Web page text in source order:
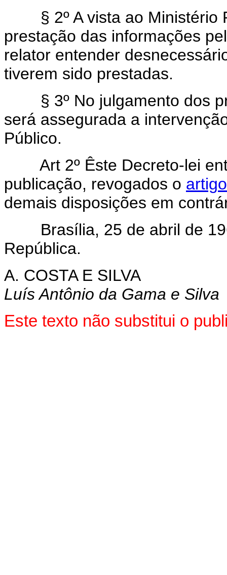
§ 2º A vista ao Ministério
prestação das informações
relator entender
tiverem sido prestadas.
§ 3º No julgamento dos
será assegurada a
Público.
Art 2º Êste Decreto-lei
publicação, revogados o
demais disposições em
Brasília, 25 de abril de
República.
A. COSTA E SILVA
Luís Antônio da Gama e Silva
Este texto não substitui o